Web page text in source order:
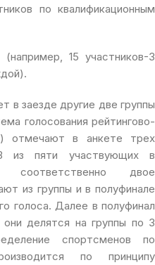
по квалификационным
15 участников-3
в заезде другие две группы
голосования рейтингово-
отмечают в анкете трех
пяти участвующих в
соответственно двое
из группы и в полуфинале
голоса. Далее в полуфинал
делятся на группы по 3
спортсменов по
по принципу